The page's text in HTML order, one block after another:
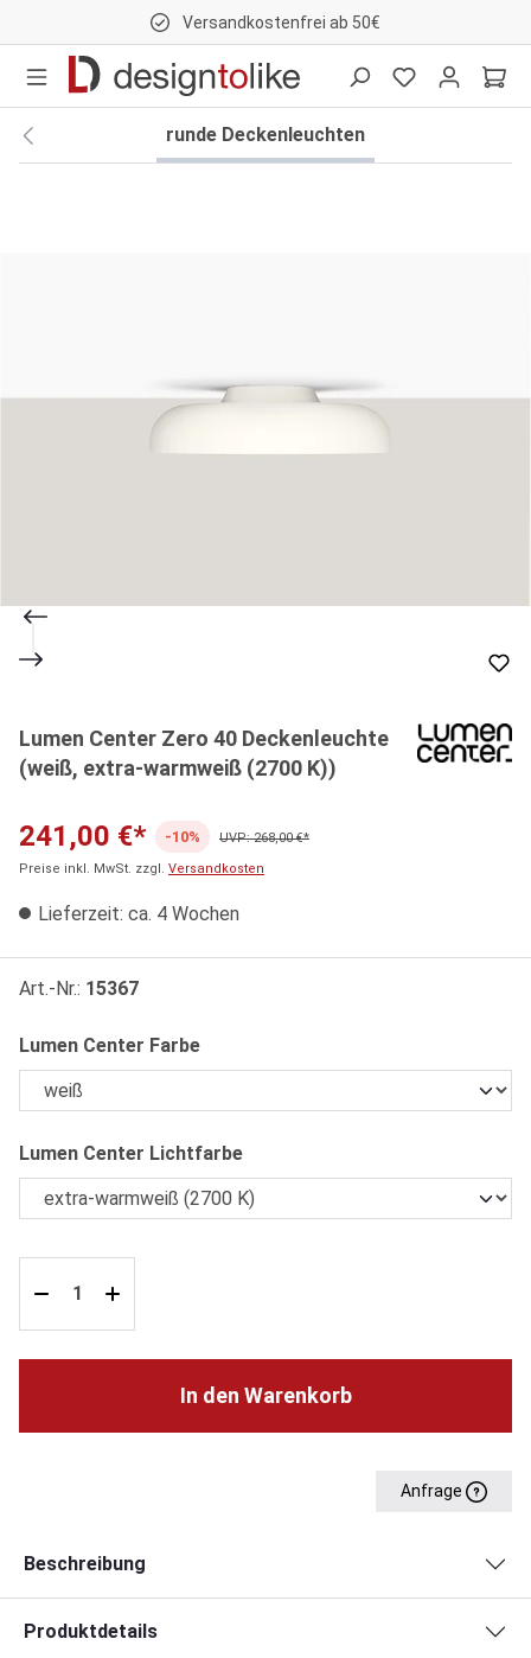
Versandkostenfrei ab 50€
runde Deckenleuchten
Lumen Center Zero 40 Deckenleuchte
(weiß, extra-warmweiß (2700 K))
241,00 €* -10%
UVP: 268,00 €*
Preise inkl. MwSt. zzgl. Versandkosten
Lieferzeit: ca. 4 Wochen
Art.-Nr.: 15367
Lumen Center Farbeauswählen
Lumen Center Lichtfarbeauswählen
In den Warenkorb
Anfrage
Beschreibung
Produktdetails